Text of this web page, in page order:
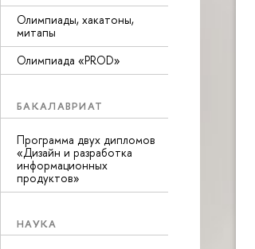
Олимпиады, хакатоны,
митапы
Олимпиада «PROD»
БАКАЛАВРИАТ
Программа двух дипломов
«Дизайн и разработка
информационных
продуктов»
НАУКА